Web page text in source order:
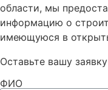
области, мы
информацию о
имеющуюся в
Оставьте вашу заявку
ФИО